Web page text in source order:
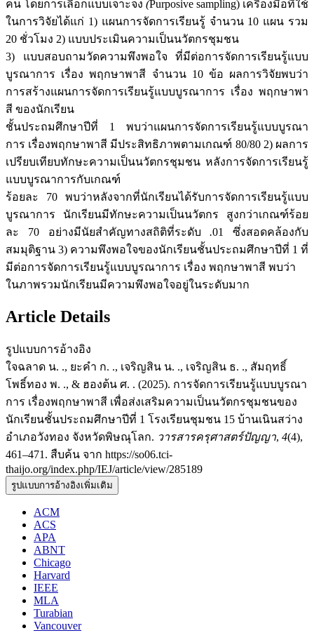
คน โดยการเลือกแบบเจาะจง (Purposive sampling) เครื่องมือที่ใช้
ในการวิจัยได้แก่ 1) แผนการจัดการเรียนรู้ จำนวน 10 แผน รวม
20 ชั่วโมง 2) แบบประเมินความเป็นนวัตกรชุมชน
3) แบบสอบถามวัดความพึงพอใจ ที่มีต่อการจัดการเรียนรู้แบบ
บูรณาการ เรื่อง พฤกษาพาสี จำนวน 10 ข้อ ผลการวิจัยพบว่า
การสร้างแผนการจัดการเรียนรู้แบบบูรณาการ เรื่อง พฤกษาพา
สี ของนักเรียน
ชั้นประถมศึกษาปีที่ 1 พบว่าแผนการจัดการเรียนรู้แบบบูรณา
การ เรื่องพฤกษาพาสี มีประสิทธิภาพตามเกณฑ์ 80/80 2) ผลการ
เปรียบเทียบทักษะความเป็นนวัตกรชุมชน หลังการจัดการเรียนรู้
แบบบูรณาการกับเกณฑ์
ร้อยละ 70 พบว่าหลังจากที่นักเรียนได้รับการจัดการเรียนรู้แบบ
บูรณาการ นักเรียนมีทักษะความเป็นนวัตกร สูงกว่าเกณฑ์ร้อย
ละ 70 อย่างมีนัยสำคัญทางสถิติที่ระดับ.01 ซึ่งสอดคล้องกับ
สมมุติฐาน 3) ความพึงพอใจของนักเรียนชั้นประถมศึกษาปีที่ 1 ที่
มีต่อการจัดการเรียนรู้แบบบูรณาการ เรื่อง พฤกษาพาสี พบว่า
ในภาพรวมนักเรียนมีความพึงพอใจอยู่ในระดับมาก
Article Details
รูปแบบการอ้างอิง
ใจฉลาด น. ., ยะคำ ก. ., เจริญสิน น. ., เจริญสิน ธ. ., สัมฤทธิ์
โพธิ์ทอง พ. ., & ฮองต้น ศ. . (2025). การจัดการเรียนรู้แบบบูรณา
การ เรื่องพฤกษาพาสี เพื่อส่งเสริมความเป็นนวัตกรชุมชนของ
นักเรียนชั้นประถมศึกษาปีที่ 1 โรงเรียนชุมชน 15 บ้านเนินสว่าง
อำเภอวังทอง จังหวัดพิษณุโลก. วารสารครุศาสตร์ปัญญา, 4(4),
461–471. สืบค้น จาก https://so06.tci-
thaijo.org/index.php/IEJ/article/view/285189
รูปแบบการอ้างอิงเพิ่มเติม
ACM
ACS
APA
ABNT
Chicago
Harvard
IEEE
MLA
Turabian
Vancouver